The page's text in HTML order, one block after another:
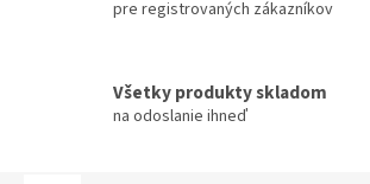
pre registrovaných zákazníkov
Všetky produkty skladom
na odoslanie ihneď